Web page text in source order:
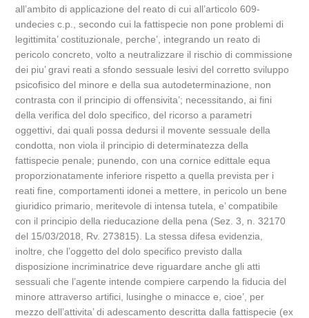
all’ambito di applicazione del reato di cui all’articolo 609-
undecies c.p., secondo cui la fattispecie non pone problemi di
legittimita’ costituzionale, perche’, integrando un reato di
pericolo concreto, volto a neutralizzare il rischio di commissione
dei piu’ gravi reati a sfondo sessuale lesivi del corretto sviluppo
psicofisico del minore e della sua autodeterminazione, non
contrasta con il principio di offensivita’; necessitando, ai fini
della verifica del dolo specifico, del ricorso a parametri
oggettivi, dai quali possa dedursi il movente sessuale della
condotta, non viola il principio di determinatezza della
fattispecie penale; punendo, con una cornice edittale equa
proporzionatamente inferiore rispetto a quella prevista per i
reati fine, comportamenti idonei a mettere, in pericolo un bene
giuridico primario, meritevole di intensa tutela, e’ compatibile
con il principio della rieducazione della pena (Sez. 3, n. 32170
del 15/03/2018, Rv. 273815). La stessa difesa evidenzia,
inoltre, che l’oggetto del dolo specifico previsto dalla
disposizione incriminatrice deve riguardare anche gli atti
sessuali che l’agente intende compiere carpendo la fiducia del
minore attraverso artifici, lusinghe o minacce e, cioe’, per
mezzo dell’attivita’ di adescamento descritta dalla fattispecie (ex